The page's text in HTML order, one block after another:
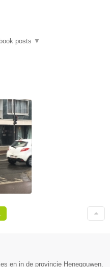
posts ▼
en in de provincie Henegouwen.